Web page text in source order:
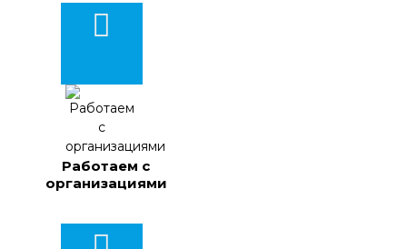
Работаем с
организациями